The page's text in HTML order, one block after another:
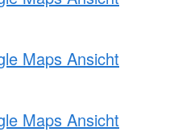
Maps Ansicht
Maps Ansicht